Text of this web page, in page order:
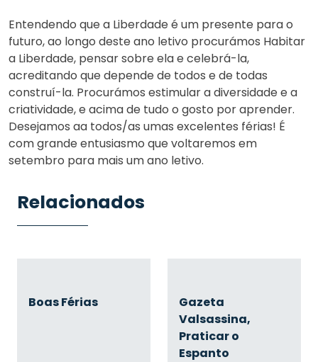
Entendendo que a Liberdade é um presente para o
futuro, ao longo deste ano letivo procurámos Habitar
a Liberdade, pensar sobre ela e celebrá-la,
acreditando que depende de todos e de todas
construí-la. Procurámos estimular a diversidade e a
criatividade, e acima de tudo o gosto por aprender.
Desejamos aa todos/as umas excelentes férias! É
com grande entusiasmo que voltaremos em
setembro para mais um ano letivo.
Relacionados
Boas Férias
Gazeta
Valsassina,
Praticar o
Espanto